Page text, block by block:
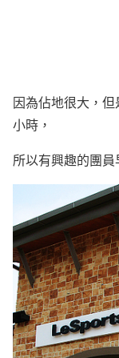
因為佔地很大，
小時，
所以有興趣的團